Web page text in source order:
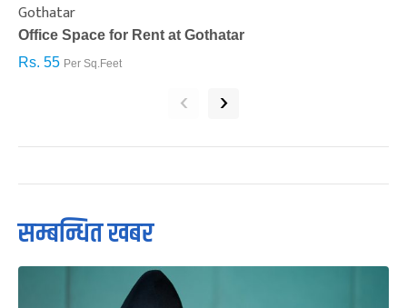
Gothatar
Office Space for Rent at Gothatar
Rs. 55 Per Sq.Feet
‹ ›
सम्बन्धित खबर